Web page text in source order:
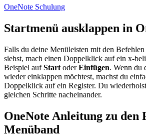
OneNote Schulung
Startmenü ausklappen in
Falls du deine Menüleisten mit den
siehst, mach einen Doppelklick auf ein x-
Beispiel aufStart oderEinfügen. Wenn du
wieder einklappen möchtest, machst du
Doppelklick auf ein Register. Du
gleichen Schritte nacheinander.
OneNote Anleitung zu den
Menüband